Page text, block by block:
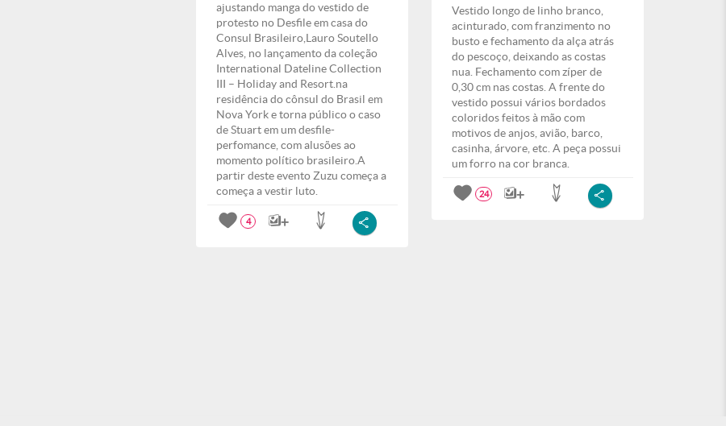
ajustando manga do vestido de
protesto no Desfile em casa do
Consul Brasileiro,Lauro Soutello
Alves, no lançamento da coleção
International Dateline Collection
III – Holiday and Resort.na
residência do cônsul do Brasil em
Nova York e torna público o caso
de Stuart em um desfile-
perfomance, com alusões ao
momento político brasileiro.A
partir deste evento Zuzu começa a
começa a vestir luto.
4
Vestido longo de linho branco,
acinturado, com franzimento no
busto e fechamento da alça atrás
do pescoço, deixando as costas
nua. Fechamento com zíper de
0,30 cm nas costas. A frente do
vestido possui vários bordados
coloridos feitos à mão com
motivos de anjos, avião, barco,
casinha, árvore, etc. A peça possui
um forro na cor branca.
24